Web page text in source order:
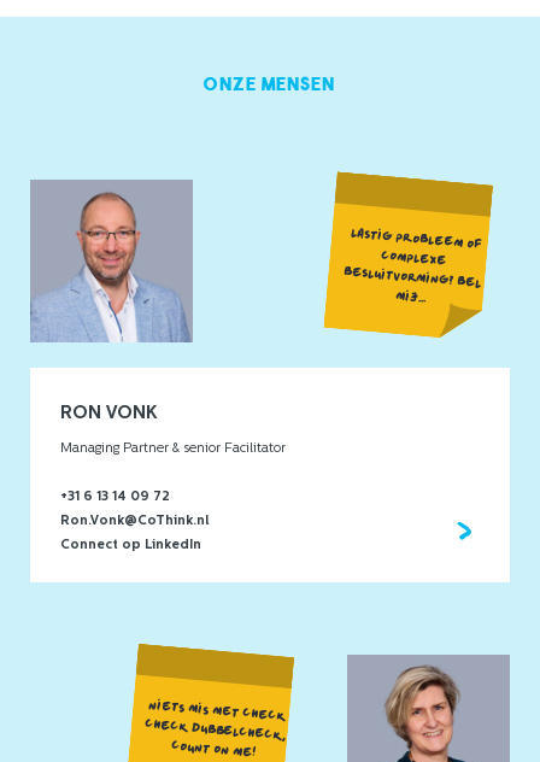
Onze mensen
RON VONK
Managing Partner & senior Facilitator
+31 6 13 14 09 72
Ron.Vonk@CoThink.nl
Connect op LinkedIn
LASTIG PROBLEEM OF
COMPLEXE
BESLUITVORMING? BEL
MIJ...
NIETS MIS MET CHECK
CHECK DUBBELCHECK,
COUNT ON ME!